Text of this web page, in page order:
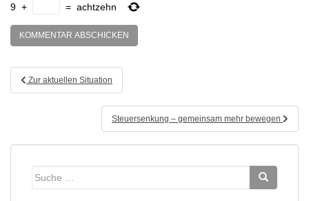
9 + = achtzehn
Beitragsnavigation
Zur aktuellen Situation
Steuersenkung – gemeinsam mehr bewegen
Suche